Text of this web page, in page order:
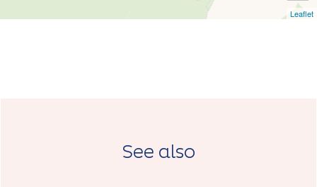
Leaflet
See also